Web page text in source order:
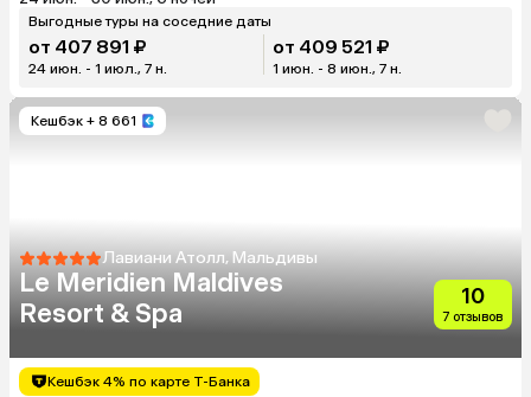
Выгодные туры на соседние даты
от 407 891 ₽
24 июн. - 1 июл., 7 н.
от 409 521 ₽
1 июн. - 8 июн., 7 н.
Кешбэк + 8 661
Лавиани Атолл, Мальдивы
Le Meridien Maldives
Resort & Spa
10
7 отзывов
Кешбэк 4% по карте Т-Банка